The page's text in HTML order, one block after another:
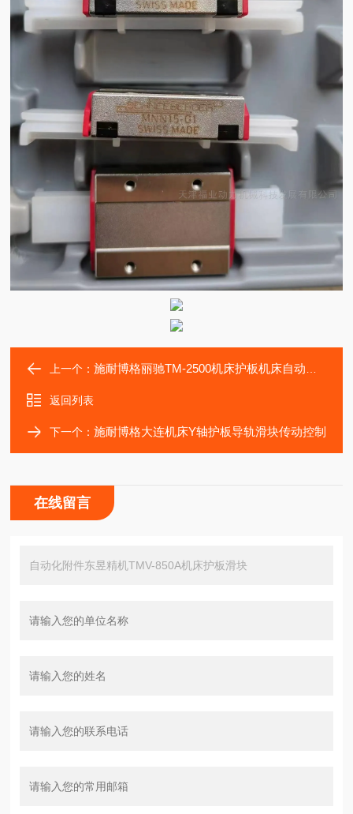
上一个：施耐博格丽驰TM-2500机床护板机床自动化装配滑块
返回列表
下一个：施耐博格大连机床Y轴护板导轨滑块传动控制
在线留言